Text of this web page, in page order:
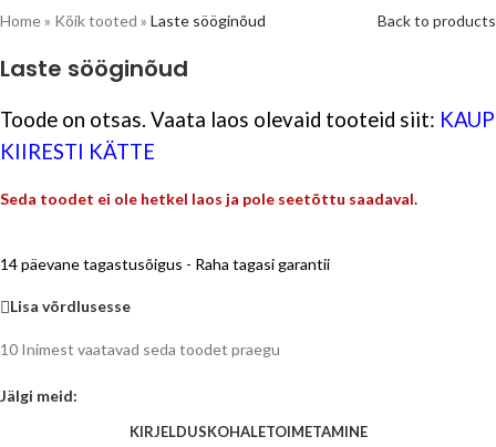
Home» Kõik tooted » Laste sööginõud Back to products
Laste sööginõud
Toode on otsas. Vaata laos olevaid tooteid siit: KAUP
KIIRESTI KÄTTE
Seda toodet ei ole hetkel laos ja pole seetõttu saadaval.
14 päevane tagastusõigus - Raha tagasi garantii
Lisa võrdlusesse
10 Inimest vaatavad seda toodet praegu
Jälgi meid:
KIRJELDUSKOHALETOIMETAMINE